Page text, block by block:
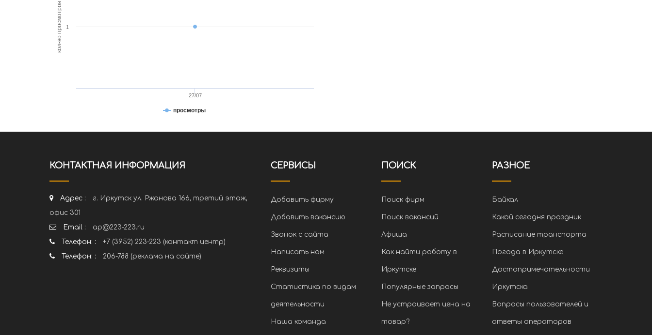
кол-во просмотров
просмотры
27/07
1
КОНТАКТНАЯ ИНФОРМАЦИЯ
Адрес :
г. Иркутск ул. Ржанова 166, третий этаж,
офис 301
Email :
ap@223-223.ru
Телефон: :
+7 (3952) 223-223 (контакт центр)
Телефон: :
206-788 (реклама на сайте)
СЕРВИСЫ
Добавить фирму
Добавить вакансию
Звонок с сайта
Написать нам
Реквизиты
Статистика по видам
деятельности
Наша команда
ПОИСК
Поиск фирм
Поиск вакансий
Афиша
Как найти работу в
Иркутске
Популярные запросы
Не устраивает цена на
товар?
РАЗНОЕ
Байкал
Какой сегодня праздник
Расписание транспорта
Погода в Иркутске
Достопримечательности
Иркутска
Вопросы пользователей и
ответы операторов